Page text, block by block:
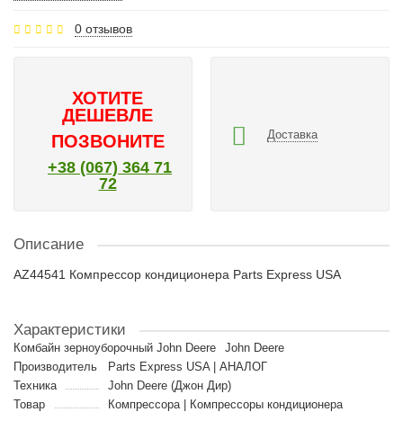
0 отзывов
ХОТИТЕ
ДЕШЕВЛЕ
ПОЗВОНИТЕ
+38 (067) 364 71
72
Доставка
Описание
AZ44541 Компрессор кондиционера Parts Express USA
Характеристики
Комбайн зерноуборочный John Deere
John Deere
Производитель
Parts Express USA | АНАЛОГ
Техника
John Deere (Джон Дир)
Товар
Компрессора | Компрессоры кондиционера